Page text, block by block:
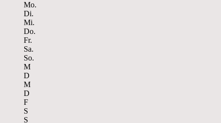
Mo.
Di.
Mi.
Do.
Fr.
Sa.
So.
M
D
M
D
F
S
S